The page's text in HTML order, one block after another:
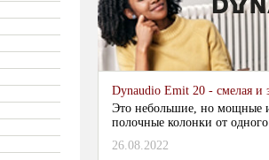
Dynaudio Emit 20 - смелая и
Это небольшие, но мощные
полочные колонки от
26.08.2022